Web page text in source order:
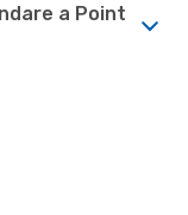
a Point